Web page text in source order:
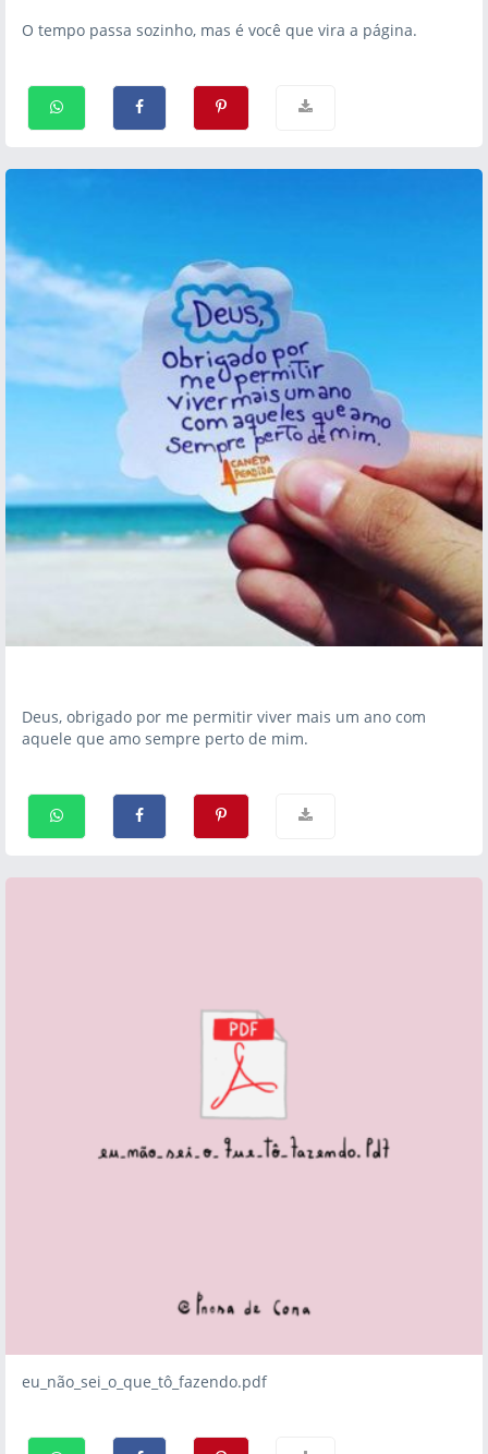
O tempo passa sozinho, mas é você que vira a página.
Deus, obrigado por me permitir viver mais um ano com
aquele que amo sempre perto de mim.
eu_não_sei_o_que_tô_fazendo.pdf